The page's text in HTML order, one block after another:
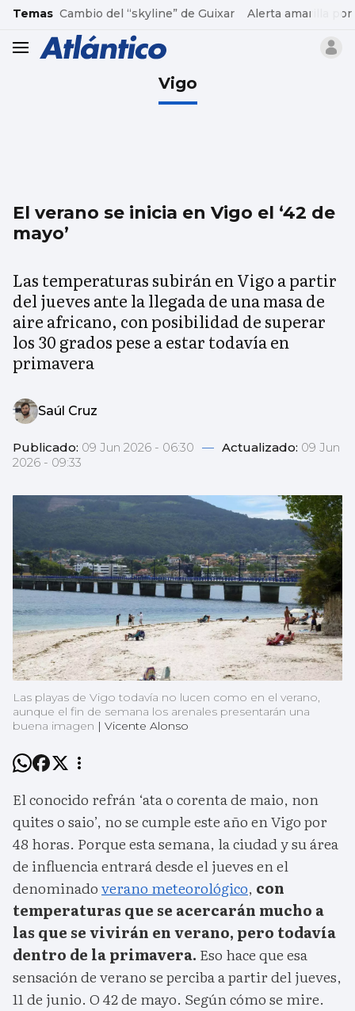
common.go-to-content
Temas Cambio del “skyline” de Guixar Alerta amarilla por
header.menu.open
Vigo
El verano se inicia en Vigo el ‘42 de
mayo’
Las temperaturas subirán en Vigo a partir
del jueves ante la llegada de una masa de
aire africano, con posibilidad de superar
los 30 grados pese a estar todavía en
primavera
Saúl Cruz
Publicado: 09 Jun 2026 - 06:30 — Actualizado: 09 Jun
2026 - 09:33
Las playas de Vigo todavía no lucen como en el verano,
aunque el fin de semana los arenales presentarán una
buena imagen | Vicente Alonso
El conocido refrán ‘ata o corenta de maio, non
quites o saio’, no se cumple este año en Vigo por
48 horas. Porque esta semana, la ciudad y su área
de influencia entrará desde el jueves en el
denominadoverano meteorológico, con
temperaturas que se acercarán mucho a
las que se vivirán en verano, pero todavía
dentro de la primavera. Eso hace que esa
sensación de verano se perciba a partir del jueves,
11 de junio. O 42 de mayo. Según cómo se mire.